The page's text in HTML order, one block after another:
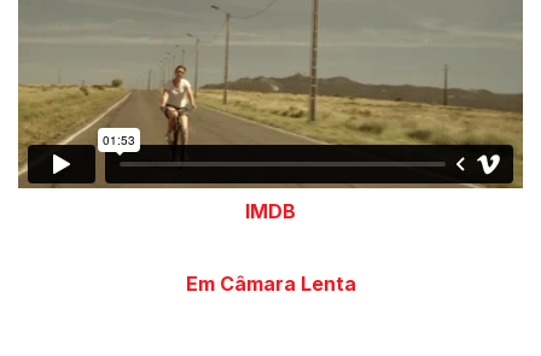
IMDB
Em Câmara Lenta